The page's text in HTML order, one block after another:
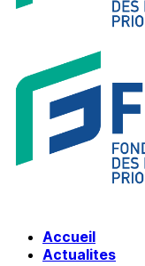
Accueil
Actualites